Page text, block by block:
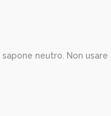
neutro. Non